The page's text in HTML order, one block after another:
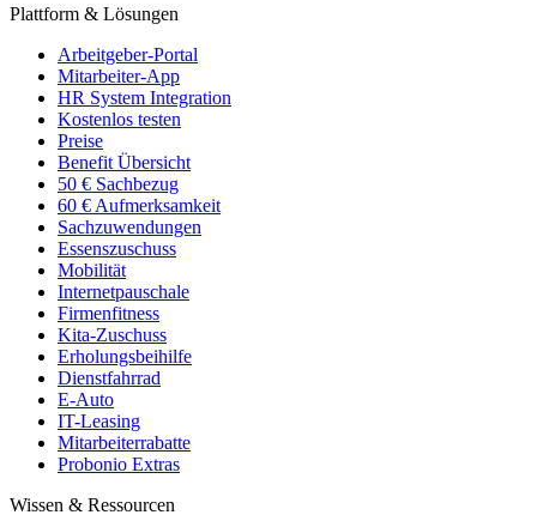
Plattform & Lösungen
Arbeitgeber-Portal
Mitarbeiter-App
HR System Integration
Kostenlos testen
Preise
Benefit Übersicht
50 € Sachbezug
60 € Aufmerksamkeit
Sachzuwendungen
Essenszuschuss
Mobilität
Internetpauschale
Firmenfitness
Kita-Zuschuss
Erholungsbeihilfe
Dienstfahrrad
E-Auto
IT-Leasing
Mitarbeiterrabatte
Probonio Extras
Wissen & Ressourcen